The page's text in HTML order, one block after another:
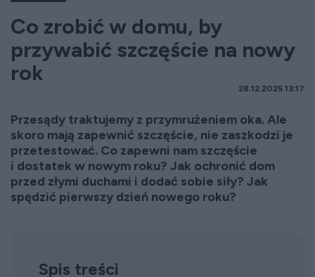
Co zrobić w domu, by
przywabić szczęście na nowy
rok
28.12.2025 13:17
Przesądy traktujemy z przymrużeniem oka. Ale
skoro mają zapewnić szczęście, nie zaszkodzi je
przetestować. Co zapewni nam szczęście
i dostatek w nowym roku? Jak ochronić dom
przed złymi duchami i dodać sobie siły? Jak
spędzić pierwszy dzień nowego roku?
Spis treści